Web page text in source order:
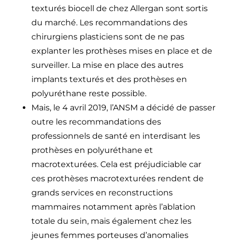
texturés biocell de chez Allergan sont sortis
du marché. Les recommandations des
chirurgiens plasticiens sont de ne pas
explanter les prothèses mises en place et de
surveiller. La mise en place des autres
implants texturés et des prothèses en
polyuréthane reste possible.
Mais, le 4 avril 2019, l’ANSM a décidé de passer
outre les recommandations des
professionnels de santé en interdisant les
prothèses en polyuréthane et
macrotexturées. Cela est préjudiciable car
ces prothèses macrotexturées rendent de
grands services en reconstructions
mammaires notamment après l’ablation
totale du sein, mais également chez les
jeunes femmes porteuses d’anomalies